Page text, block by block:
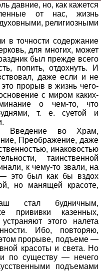
давние, но, как кажется
от нас, жизнь
религиозными
в точности содержание
для многих, может
был прежде всего
попить, отдохнуть. И
даже если и не
прорыв в жизнь чего-
с миром каких-
о чем-то, что
т. е. суетой и
Введение во Храм,
Преображение, даже
инаковостью
таинственной
к чему-то звали, на
это был как бы вздох
но манящей красоте,
стал будничным,
казенных,
этого налета
Ибо, повторяю,
прорыве, подъеме —
красоты и света. Но
по существу — нечего
подъемами